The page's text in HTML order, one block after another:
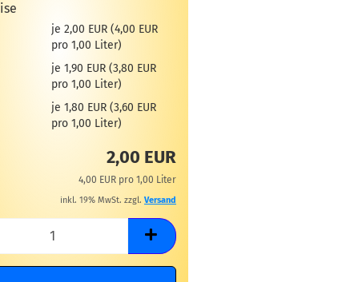
je 2,00 EUR (4,00 EUR
pro 1,00 Liter)
je 1,90 EUR (3,80 EUR
pro 1,00 Liter)
je 1,80 EUR (3,60 EUR
pro 1,00 Liter)
2,00 EUR
4,00 EUR pro 1,00 Liter
inkl. 19% MwSt. zzgl. Versand